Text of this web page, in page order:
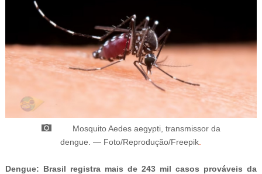
Mosquito Aedes aegypti, transmissor da
dengue. — Foto/Reprodução/Freepik
Dengue: Brasil registra mais de 243 mil casos prováveis da